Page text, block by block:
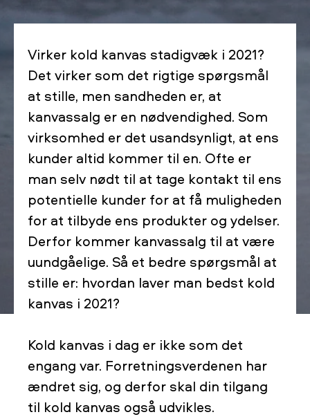
Virker kold kanvas stadigvæk i 2021?
Det virker som det rigtige spørgsmål
at stille, men sandheden er, at
kanvassalg er en nødvendighed. Som
virksomhed er det usandsynligt, at ens
kunder altid kommer til en. Ofte er
man selv nødt til at tage kontakt til ens
potentielle kunder for at få muligheden
for at tilbyde ens produkter og ydelser.
Derfor kommer kanvassalg til at være
uundgåelige. Så et bedre spørgsmål at
stille er: hvordan laver man bedst kold
kanvas i 2021?
Kold kanvas i dag er ikke som det
engang var. Forretningsverdenen har
ændret sig, og derfor skal din tilgang
til kold kanvas også udvikles.